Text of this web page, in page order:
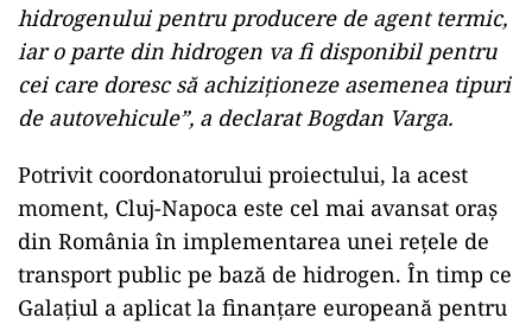
hidrogenului pentru producere de agent termic,
iar o parte din hidrogen va fi disponibil pentru
cei care doresc să achiziționeze asemenea tipuri
de autovehicule”, a declarat Bogdan Varga.
Potrivit coordonatorului proiectului, la acest
moment, Cluj-Napoca este cel mai avansat oraș
din România în implementarea unei rețele de
transport public pe bază de hidrogen. În timp ce
Galațiul a aplicat la finanțare europeană pentru